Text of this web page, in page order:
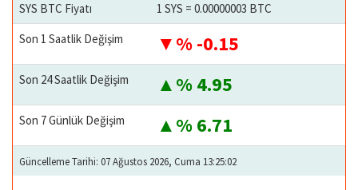
SYS BTC Fiyatı
1 SYS = 0.00000003 BTC
Son 1 Saatlik Değişim
% -0.15
Son 24 Saatlik Değişim % 4.95
Son 7 Günlük Değişim % 6.71
Güncelleme Tarihi: 07 Ağustos 2026, Cuma 13:25:02